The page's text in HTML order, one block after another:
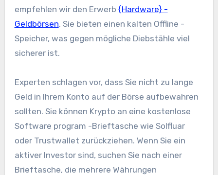
empfehlen wir den Erwerb {Hardware} -
Geldbörsen. Sie bieten einen kalten Offline -
Speicher, was gegen mögliche Diebstähle viel
sicherer ist.
Experten schlagen vor, dass Sie nicht zu lange
Geld in Ihrem Konto auf der Börse aufbewahren
sollten. Sie können Krypto an eine kostenlose
Software program -Brieftasche wie Solfluar
oder Trustwallet zurückziehen. Wenn Sie ein
aktiver Investor sind, suchen Sie nach einer
Brieftasche, die mehrere Währungen